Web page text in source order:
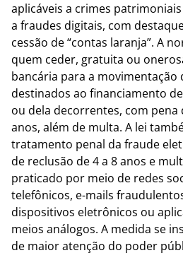
aplicáveis a crimes
a fraudes digitais, com
cessão de “contas laranja”. A
quem ceder, gratuita ou
bancária para a movimentação
destinados ao financiamento
ou dela decorrentes, com pena
anos, além de multa. A lei
tratamento penal da fraude
de reclusão de 4 a 8 anos e
praticado por meio de redes
telefônicos, e-mails
dispositivos eletrônicos ou
meios análogos. A medida se
de maior atenção do poder